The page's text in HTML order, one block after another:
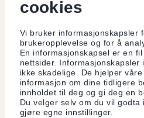
cookies
Vi bruker informasjonskapsler
brukeropplevelse og for å
En informasjonskapsel er en
nettsider.
ikke skadelige. De hjelper
informasjon om dine tidligere
innholdet til deg og gi deg en
Du velger selv om du vil
gjøre egne innstillinger.
miljø.